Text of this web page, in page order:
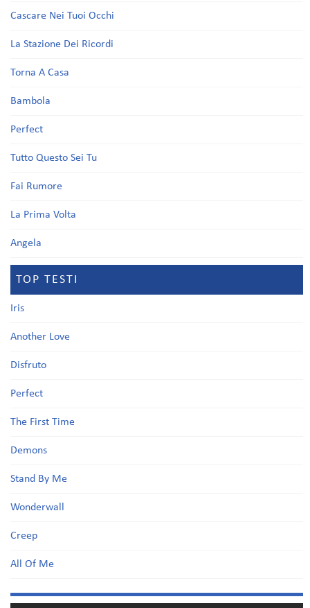
Cascare Nei Tuoi Occhi
La Stazione Dei Ricordi
Torna A Casa
Bambola
Perfect
Tutto Questo Sei Tu
Fai Rumore
La Prima Volta
Angela
TOP TESTI
Iris
Another Love
Disfruto
Perfect
The First Time
Demons
Stand By Me
Wonderwall
Creep
All Of Me